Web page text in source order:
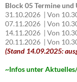
Block 05 Termine und
31.10.2026 | Von
07.11.2026 | Von
14.11.2026 | Von
20.11.2026 | Von
(Stand 14.09.2025:
~Infos unter